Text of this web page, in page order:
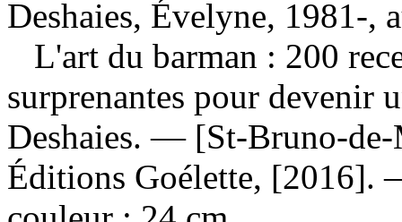
Deshaies, Évelyne, 1981-,
L'art du barman : 200
surprenantes pour devenir
Deshaies. — [St-Bruno-
Éditions Goélette, [2016].